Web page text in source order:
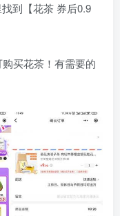
到【花茶 券后0.9
买花茶！有需要的